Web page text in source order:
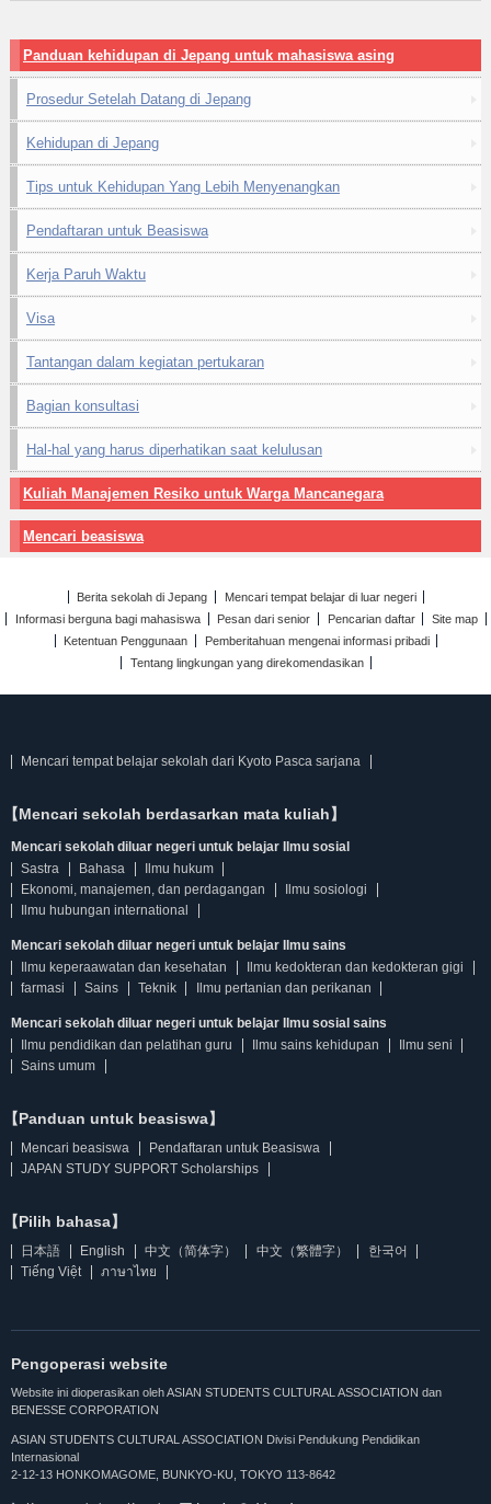
Panduan kehidupan di Jepang untuk mahasiswa asing
Prosedur Setelah Datang di Jepang
Kehidupan di Jepang
Tips untuk Kehidupan Yang Lebih Menyenangkan
Pendaftaran untuk Beasiswa
Kerja Paruh Waktu
Visa
Tantangan dalam kegiatan pertukaran
Bagian konsultasi
Hal-hal yang harus diperhatikan saat kelulusan
Kuliah Manajemen Resiko untuk Warga Mancanegara
Mencari beasiswa
Berita sekolah di Jepang
Mencari tempat belajar di luar negeri
Informasi berguna bagi mahasiswa
Pesan dari senior Pencarian daftar
Site map
Ketentuan Penggunaan
Pemberitahuan mengenai informasi pribadi
Tentang lingkungan yang direkomendasikan
Mencari tempat belajar sekolah dari Kyoto Pasca sarjana
【Mencari sekolah berdasarkan mata kuliah】
Mencari sekolah diluar negeri untuk belajar Ilmu sosial
Sastra
Bahasa
Ilmu hukum
Ekonomi, manajemen, dan perdagangan
Ilmu sosiologi
Ilmu hubungan international
Mencari sekolah diluar negeri untuk belajar Ilmu sains
Ilmu keperaawatan dan kesehatan
Ilmu kedokteran dan kedokteran gigi
farmasi
Sains Teknik Ilmu pertanian dan perikanan
Mencari sekolah diluar negeri untuk belajar Ilmu sosial sains
Ilmu pendidikan dan pelatihan guru
Ilmu sains kehidupan
Ilmu seni
Sains umum
【Panduan untuk beasiswa】
Mencari beasiswa
Pendaftaran untuk Beasiswa
JAPAN STUDY SUPPORT Scholarships
【Pilih bahasa】
日本語 English 中文（简体字） 中文（繁體字）
한국어
Tiếng Việt
ภาษาไทย
Pengoperasi website
Website ini dioperasikan oleh ASIAN STUDENTS CULTURAL ASSOCIATION dan
BENESSE CORPORATION
ASIAN STUDENTS CULTURAL ASSOCIATION Divisi Pendukung Pendidikan
Internasional
2-12-13 HONKOMAGOME, BUNKYO-KU, TOKYO 113-8642